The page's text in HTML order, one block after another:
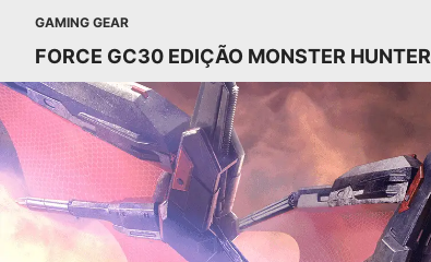
GAMING GEAR
FORCE GC30 EDIÇÃO MONSTER HUNTER